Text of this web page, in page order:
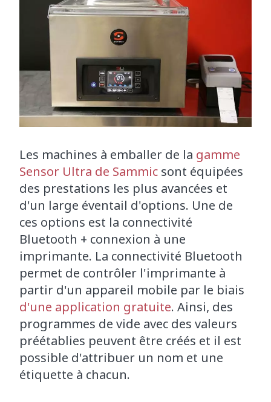
Les machines à emballer de la gamme
Sensor Ultra de Sammic sont équipées
des prestations les plus avancées et
d'un large éventail d'options. Une de
ces options est la connectivité
Bluetooth + connexion à une
imprimante. La connectivité Bluetooth
permet de contrôler l'imprimante à
partir d'un appareil mobile par le biais
d'une application gratuite. Ainsi, des
programmes de vide avec des valeurs
préétablies peuvent être créés et il est
possible d'attribuer un nom et une
étiquette à chacun.